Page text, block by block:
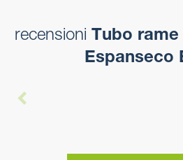
recensioni Tubo
Espanseco